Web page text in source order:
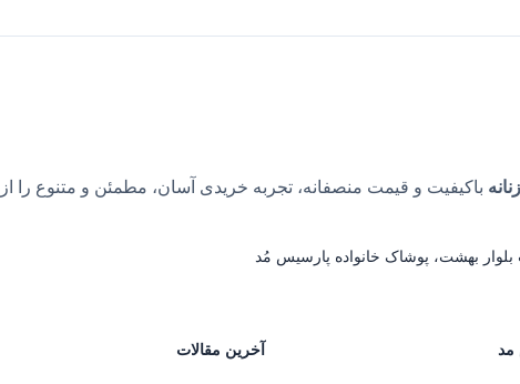
باکیفیت و قیمت منصفانه، تجربه خریدی آسان، مطمئن و متنوع
بهشت، پوشاک خانواده پارسیس مُد
مد آخرین مقالات